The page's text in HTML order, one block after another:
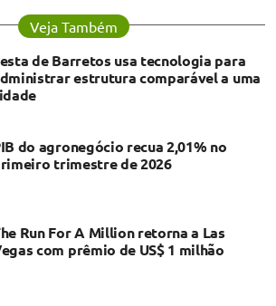
Veja Também
de Barretos usa tecnologia para
estrutura comparável a uma
do agronegócio recua 2,01% no
trimestre de 2026
Run For A Million retorna a Las
com prêmio de US$ 1 milhão